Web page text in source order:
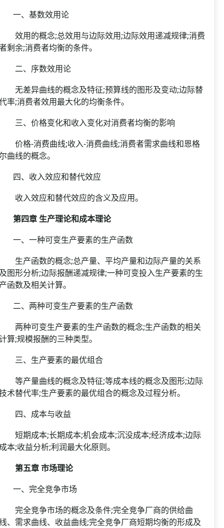
、基数效用论
用的概念;总效用与边际效用;边际效用递减规律;消费
剩余;消费者均衡的条件。
、序数效用论
差异曲线的概念及特征;预算线的图形及变动;边际替
率;消费者效用最大化的均衡条件。
、价格变化和收入变化对消费者均衡的影响
格-消费曲线;收入-消费曲线;消费者需求曲线和恩格
曲线的概念。
、收入效应和替代效应
入效应和替代效应的含义及应用。
第四章 生产理论和成本理论
、一种可变生产要素的生产函数
产函数的概念;总产量、平均产量和边际产量的关系
图形分析;边际报酬递减规律;一种可变投入生产要素的生
函数及相关计算。
、两种可变生产要素的生产函数
种可变生产要素的生产函数的概念;生产函数的相关
算;规模报酬的三种类型。
、生产要素的最优组合
产量曲线的概念及特征;等成本线的概念及图形;边际
术替代率;生产要素的最优组合的概念及过程分析。
、成本与收益
期成本;长期成本;机会成本;沉没成本;经济成本;边际
本;收益分析;利润最大化原则。
第五章 市场理论
、完全竞争市场
全竞争市场的概念及条件;完全竞争厂商的供给曲
、需求曲线、收益曲线;完全竞争厂商短期均衡的形成及